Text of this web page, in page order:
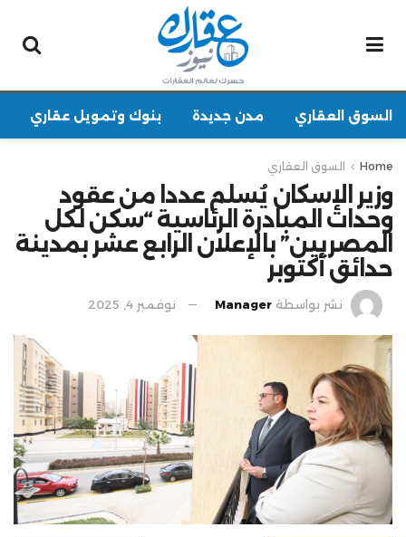
السوق العقاري مدن جديدة بنوك وتمويل عقاري
Home السوق العقاري
وزير الإسكان يُسلم عددا من عقود
وحدات المبادرة الرئاسية “سكن لكل
المصريين” بالإعلان الرابع عشر بمدينة
حدائق أكتوبر
نشر بواسطة Manager نوفمبر 4, 2025